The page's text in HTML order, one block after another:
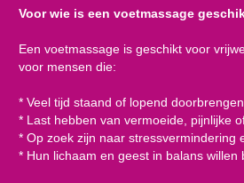
Voor wie is een voetmassage
Een voetmassage is geschikt voor
voor mensen die:
* Veel tijd staand of lopend doorbrengen
* Last hebben van vermoeide, pijnlijke
* Op zoek zijn naar stressvermindering
* Hun lichaam en geest in balans willen